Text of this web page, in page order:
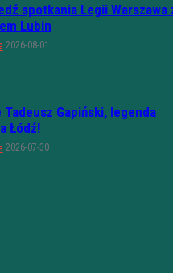
spotkania Legii Warszawa
Lubin
2026-08-01
Tadeusz Gapiński, legenda
Łódź!
2026-07-30